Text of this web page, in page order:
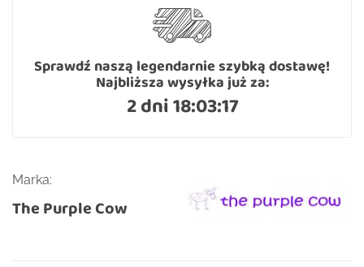
Sprawdź naszą legendarnie szybką dostawę!
Najbliższa wysyłka już za:
2 dni 18:03:16
Marka:
The Purple Cow